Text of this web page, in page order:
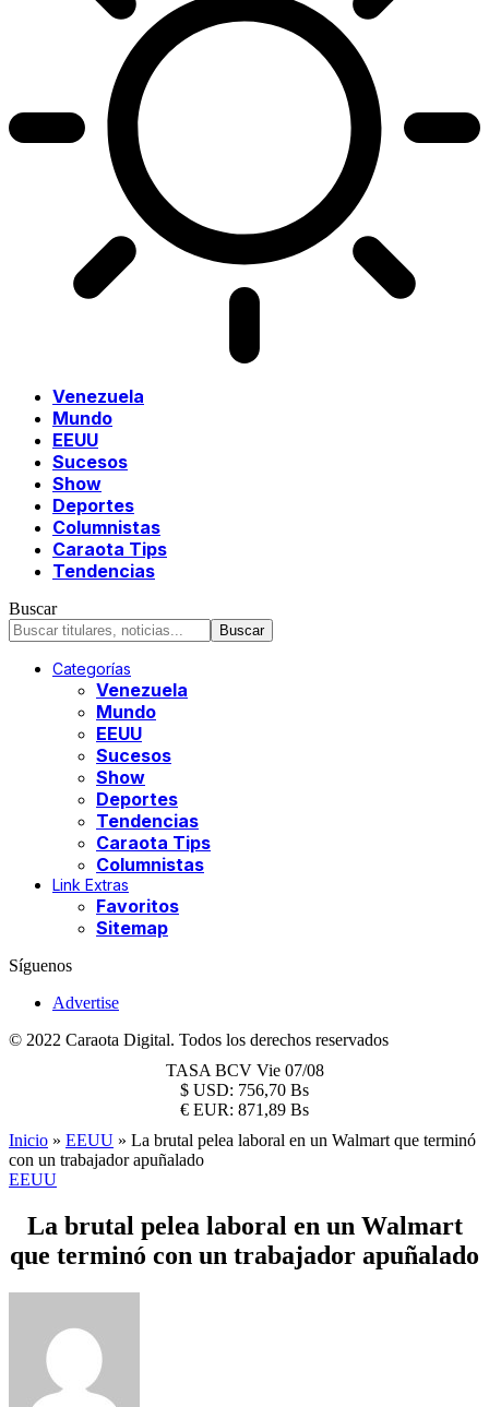
Venezuela
Mundo
EEUU
Sucesos
Show
Deportes
Columnistas
Caraota Tips
Tendencias
Buscar
Categorías
Venezuela
Mundo
EEUU
Sucesos
Show
Deportes
Tendencias
Caraota Tips
Columnistas
Link Extras
Favoritos
Sitemap
Síguenos
Advertise
© 2022 Caraota Digital. Todos los derechos reservados
TASA BCV Vie 07/08
$ USD: 756,70 Bs
€ EUR: 871,89 Bs
Inicio » EEUU » La brutal pelea laboral en un Walmart que terminó
con un trabajador apuñalado
EEUU
La brutal pelea laboral en un Walmart
que terminó con un trabajador apuñalado